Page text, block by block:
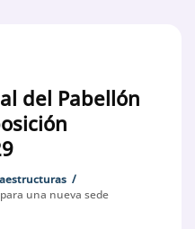
del Pabellón
una nueva sede